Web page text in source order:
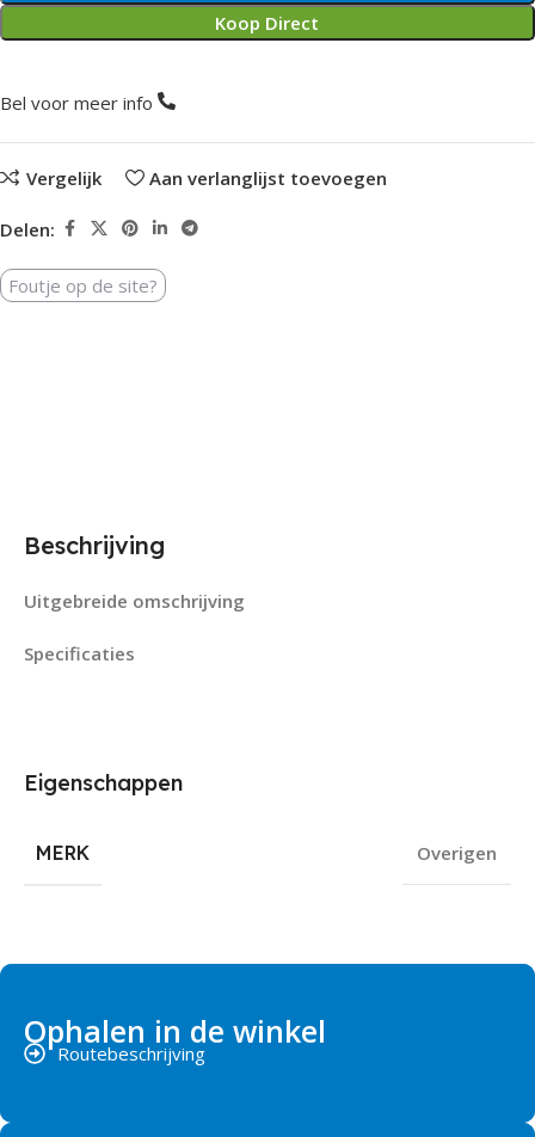
Koop Direct
Bel voor meer info
Vergelijk Aan verlanglijst toevoegen
Delen:
Foutje op de site?
Beschrijving
Uitgebreide omschrijving
Specificaties
Eigenschappen
MERK Overigen
Ophalen in de winkel
Routebeschrijving